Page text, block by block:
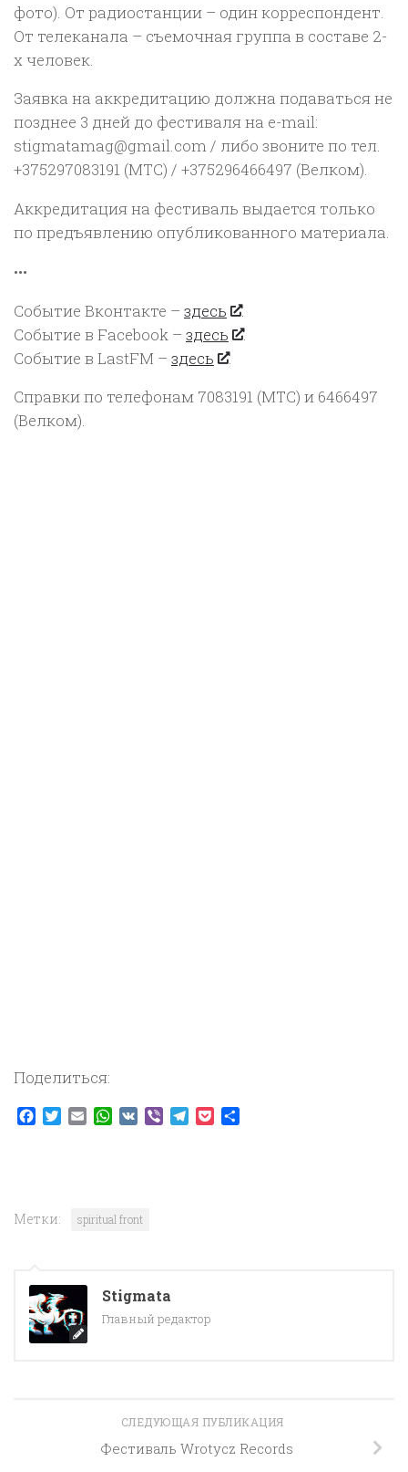
фото). От радиостанции – один корреспондент.
От телеканала – съемочная группа в cоставе 2-
х человек.
Заявка на аккредитацию должна подаваться не
позднее 3 дней до фестиваля на e-mail:
stigmatamag@gmail.com / либо звоните по тел.
+375297083191 (МТС) / +375296466497 (Велком).
Аккредитация на фестиваль выдается только
по предъявлению опубликованного материала.
•••
Событие Вконтакте – здесь
.
Событие в Facebook – здесь
.
Событие в LastFM – здесь
.
Справки по телефонам 7083191 (МТС) и 6466497
(Велком).
Поделиться:
Facebook
TwitterEmailWhatsApp
VK ViberTelegram
Pocket
Метки: spiritual front
Stigmata
Главный редактор
СЛЕДУЮЩАЯ ПУБЛИКАЦИЯ
Фестиваль Wrotycz Records